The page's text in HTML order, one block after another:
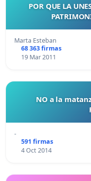
POR QUE LA
Marta Esteban
68 363 firmas
19 Mar 2011
NO a la
-
591 firmas
4 Oct 2014